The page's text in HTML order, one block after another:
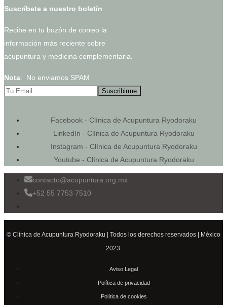
Suscríbete a nuestro boletín
Recibe en tu buzón de correo la
información más reciente sobre
acupuntura y medicina complementaria.
Nota: No enviamos SPAM
Facebook - Clínica de Acupuntura Ryodoraku
LinkedIn - Clínica de Acupuntura Ryodoraku
Instagram - Clínica de Acupuntura Ryodoraku
Youtube - Clínica de Acupuntura Ryodoraku
contacto@acupuntura.org.mx
+52 55 7753 7510
© Clínica de Acupuntura Ryodoraku | Todos los derechos reservados | México
2023.
Aviso Legal
Política de privacidad
Política de cookies